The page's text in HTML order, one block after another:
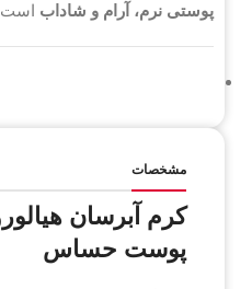
پوستی نرم، آرام و شاداب
مشخصات
کرم آبرسان
پوست حساس